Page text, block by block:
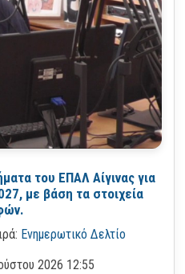
του ΕΠΑΛ Αίγινας για
με βάση τα στοιχεία
Ενημερωτικό Δελτίο
2026 12:55